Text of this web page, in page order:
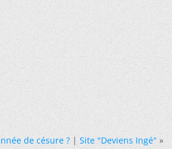
de césure ?|Site "Deviens Ingé" »